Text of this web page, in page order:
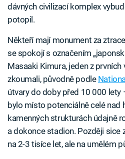
dávných civilizací komplex
potopil.
Někteří mají monument za
se spokojí s označením
Masaaki Kimura, jeden z
zkoumali, původně podle
útvary do doby před 10 000 lety
bylo místo potenciálně celé nad
kamenných strukturách údajně
a dokonce stadion. Později sice
na 2-3 tisíce let, ale na umělém